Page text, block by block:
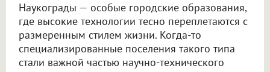
Наукограды — особые городские образования,
где высокие технологии тесно переплетаются с
размеренным стилем жизни. Когда-то
специализированные поселения такого типа
стали важной частью научно-технического